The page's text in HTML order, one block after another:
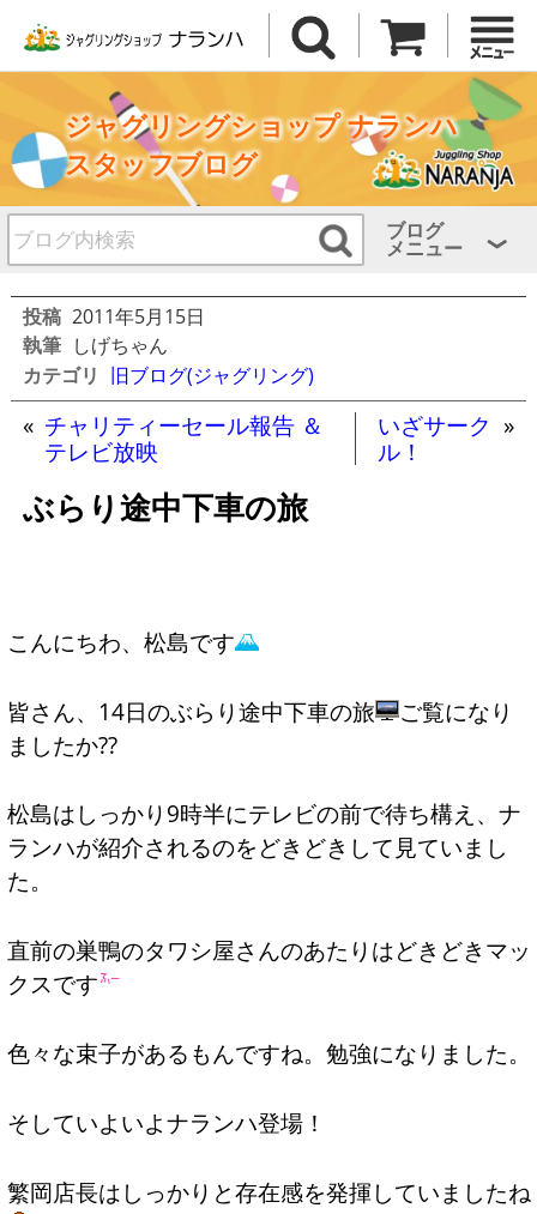
ジャグリングショップ ナランハ
スタッフブログ
ブログ
メニュー
投稿 2011年5月15日
執筆 しげちゃん
カテゴリ 旧ブログ(ジャグリング)
« チャリティーセール報告 ＆
テレビ放映
いざサーク
ル！
»
ぶらり途中下車の旅
こんにちわ、松島です
皆さん、14日のぶらり途中下車の旅
ご覧になり
ましたか??
松島はしっかり9時半にテレビの前で待ち構え、ナ
ランハが紹介されるのをどきどきして見ていまし
た。
直前の巣鴨のタワシ屋さんのあたりはどきどきマッ
クスです
色々な束子があるもんですね。勉強になりました。
そしていよいよナランハ登場！
繁岡店長はしっかりと存在感を発揮していましたね